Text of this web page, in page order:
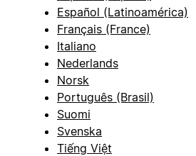
Español (Latinoamérica)
Français (France)
Italiano
Nederlands
Norsk
Português (Brasil)
Suomi
Svenska
Tiếng Việt